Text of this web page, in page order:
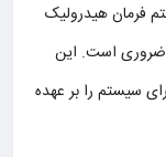
فرمان هیدرولیک
ضروری است. این
سیستم را بر عهده